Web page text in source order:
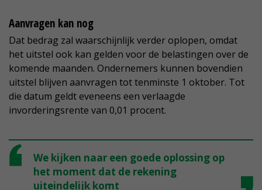
Aanvragen kan nog
Dat bedrag zal waarschijnlijk verder oplopen, omdat
het uitstel ook kan gelden voor de belastingen over de
komende maanden. Ondernemers kunnen bovendien
uitstel blijven aanvragen tot tenminste 1 oktober. Tot
die datum geldt eveneens een verlaagde
invorderingsrente van 0,01 procent.
We kijken naar een goede oplossing op
het moment dat de rekening
uiteindelijk komt